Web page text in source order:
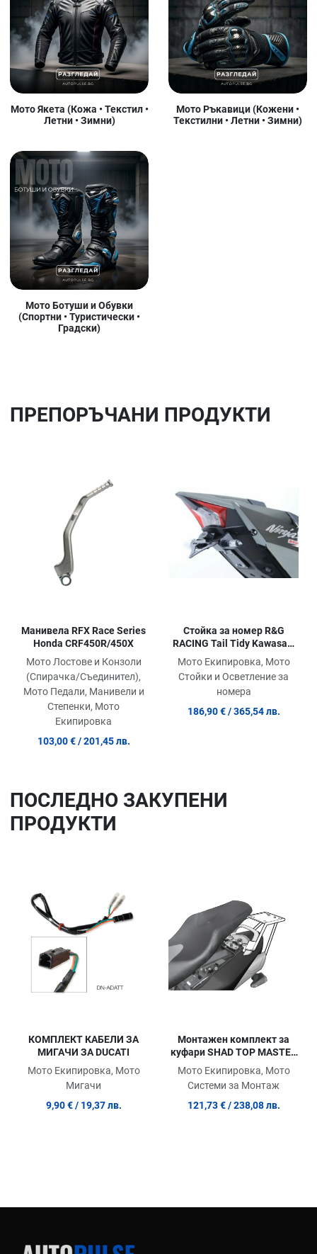
Мото Якета (Кожа • Текстил •
Летни • Зимни)
Мото Ръкавици (Кожени •
Текстилни • Летни • Зимни)
Мото Ботуши и Обувки
(Спортни • Туристически •
Градски)
ПРЕПОРЪЧАНИ ПРОДУКТИ
Сравни продукт
Quick View
Манивела RFX Race Series
Honda CRF450R/450X
Мото Лостове и Конзоли
(Спирачка/Съединител),
Мото Педали, Манивели и
Степенки, Мото
Екипировка
103,00 € / 201,45 лв.
Стойка за номер R&G
RACING Tail Tidy Kawasaki
Мото Екипировка, Мото
Стойки и Осветление за
номера
186,90 € / 365,54 лв.
ПОСЛЕДНO ЗАКУПЕНИ
ПРОДУКТИ
Сравни продукт
Quick View
КОМПЛЕКТ КАБЕЛИ ЗА
МИГАЧИ ЗА DUCATI
Мото Екипировка, Мото
Мигачи
9,90 € / 19,37 лв.
Монтажен комплект за
куфари SHAD TOP MASTER
SUZUKI GSR 600'06
Мото Екипировка, Мото
Системи за Монтаж
121,73 € / 238,08 лв.